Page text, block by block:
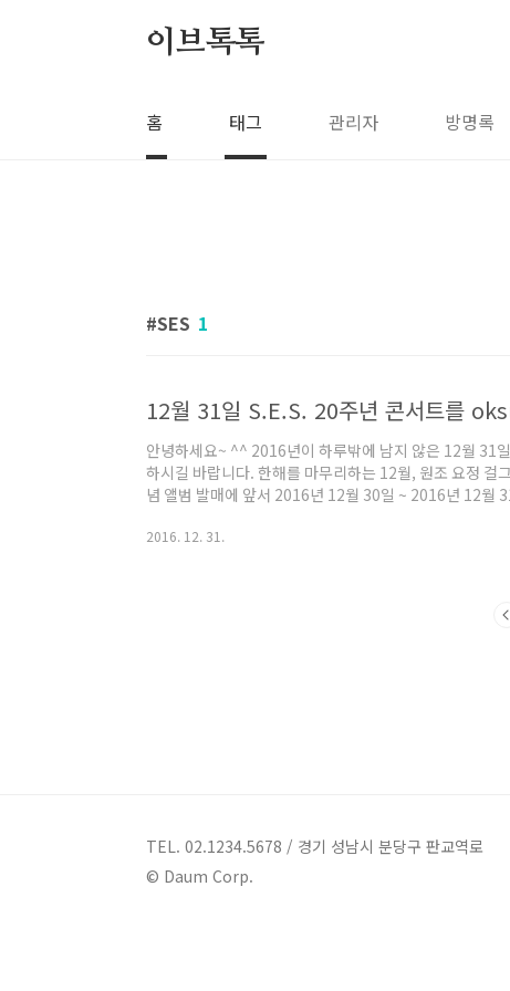
이브톡톡
홈 태그 관리자 방명록
SES 1
안녕하세요~ ^^ 2016년이 하루밖에 남지 않은 12월 31
하시길 바랍니다. 한해를 마무리하는 12월, 원조 요정 걸
념 앨범 발매에 앞서 2016년 12월 30일 ~ 2016년 12월
독으로 독점 생중계를 진행한다고 해서 전해드리려고 합
2016. 12. 31.
TEL. 02.1234.5678 / 경기 성남시 분당구 판교역로
© Daum Corp.